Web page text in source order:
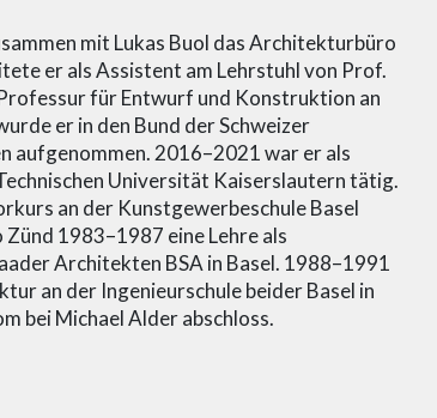
mit Lukas Buol das Architekturbüro
er als Assistent am Lehrstuhl von Prof.
für Entwurf und Konstruktion an
er in den Bund der Schweizer
aufgenommen. 2016–2021 war er als
Universität Kaiserslautern tätig.
an der Kunstgewerbeschule Basel
1983–1987 eine Lehre als
Architekten BSA in Basel. 1988–1991
an der Ingenieurschule beider Basel in
bei Michael Alder abschloss.